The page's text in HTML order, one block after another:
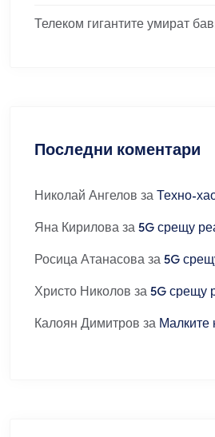
Телеком гигантите умират
Последни коментари
Николай Ангелов за Техно-
Яна Кирилова за 5G срещу
Росица Атанасова за 5G
Христо Николов за 5G срещу
Калоян Димитров за Малките